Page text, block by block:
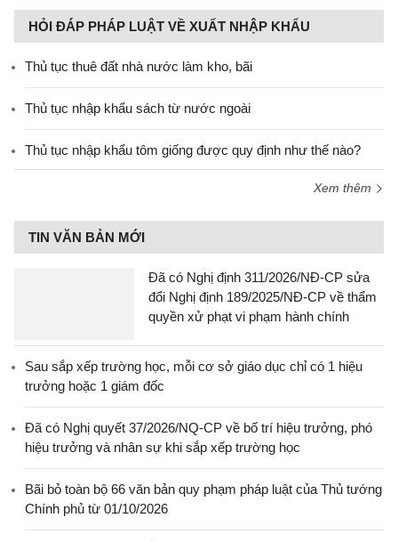
HỎI ĐÁP PHÁP LUẬT VỀ XUẤT NHẬP KHẨU
Thủ tục thuê đất nhà nước làm kho, bãi
Thủ tục nhập khẩu sách từ nước ngoài
Thủ tục nhập khẩu tôm giống được quy định như thế nào?
Xem thêm
TIN VĂN BẢN MỚI
Đã có Nghị định 311/2026/NĐ-CP sửa
đổi Nghị định 189/2025/NĐ-CP về thẩm
quyền xử phạt vi phạm hành chính
Sau sắp xếp trường học, mỗi cơ sở giáo dục chỉ có 1 hiệu
trưởng hoặc 1 giám đốc
Đã có Nghị quyết 37/2026/NQ-CP về bố trí hiệu trưởng, phó
hiệu trưởng và nhân sự khi sắp xếp trường học
Bãi bỏ toàn bộ 66 văn bản quy phạm pháp luật của Thủ tướng
Chính phủ từ 01/10/2026